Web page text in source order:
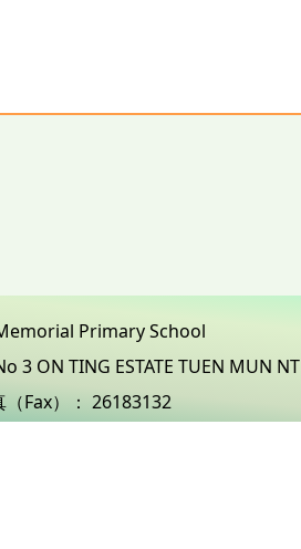
Primary School
3 ON TING ESTATE TUEN MUN NT
Fax）： 26183132